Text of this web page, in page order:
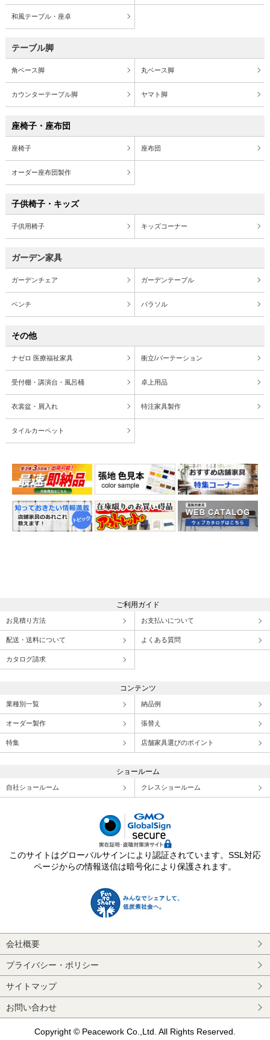
和風テーブル・座卓
テーブル脚
角ベース脚 丸ベース脚
カウンターテーブル脚 ヤマト脚
座椅子・座布団
座椅子 座布団
オーダー座布団製作
子供椅子・キッズ
子供用椅子 キッズコーナー
ガーデン家具
ガーデンチェア ガーデンテーブル
ベンチ パラソル
その他
ナゼロ 医療福祉家具 衝立/パーテーション
受付棚・講演台・風呂桶 卓上用品
衣裳盆・屑入れ 特注家具製作
タイルカーペット
ご利用ガイド
お見積り方法 お支払いについて
配送・送料について よくある質問
カタログ請求
コンテンツ
業種別一覧 納品例
オーダー製作 張替え
特集 店舗家具選びのポイント
ショールーム
自社ショールーム クレスショールーム
このサイトはグローバルサインにより認証されています。SSL対応
ページからの情報送信は暗号化により保護されます。
会社概要
プライバシー・ポリシー
サイトマップ
お問い合わせ
Copyright © Peacework Co.,Ltd. All Rights Reserved.